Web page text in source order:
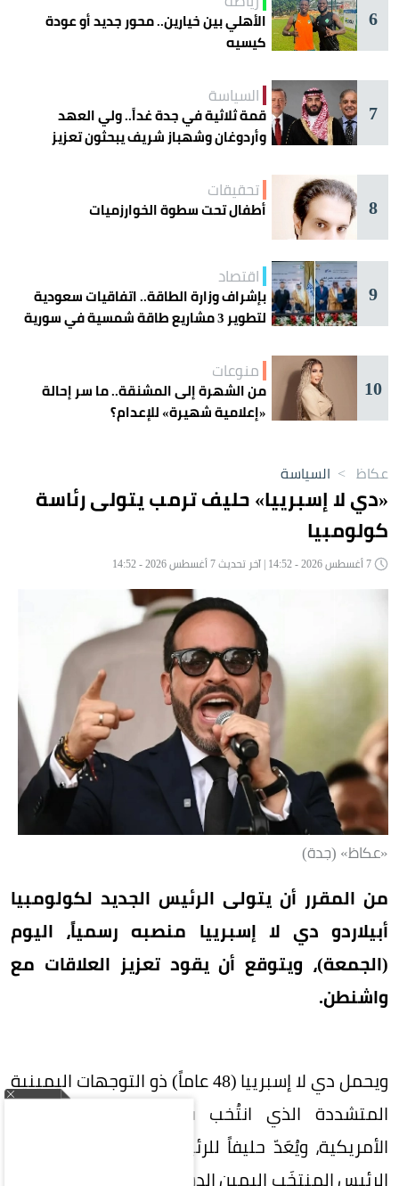
6
الأهلي بين خيارين.. محور جديد أو عودة
كيسيه
7
السياسة
قمة ثلاثية في جدة غداً.. ولي العهد
وأردوغان وشهباز شريف يبحثون تعزيز
8
تحقيقات
أطفال تحت سطوة الخوارزميات
9
اقتصاد
بإشراف وزارة الطاقة.. اتفاقيات سعودية
لتطوير 3 مشاريع طاقة شمسية في سورية
10
منوعات
من الشهرة إلى المشنقة.. ما سر إحالة
«إعلامية شهيرة» للإعدام؟
عكاظ > السياسة
«دي لا إسبرييا» حليف ترمب يتولى رئاسة
كولومبيا
«عكاظ» (جدة)
من المقرر أن يتولى الرئيس الجديد لكولومبيا
أبيلاردو دي لا إسبرييا منصبه رسمياً، اليوم
(الجمعة)، ويتوقع أن يقود تعزيز العلاقات مع
واشنطن.
ويحمل دي لا إسبرييا (48 عاماً) ذو التوجهات اليمينية
الأمريكية، ويُعَدّ حليفاً للرئيس دونالد ترمب. ويؤدي